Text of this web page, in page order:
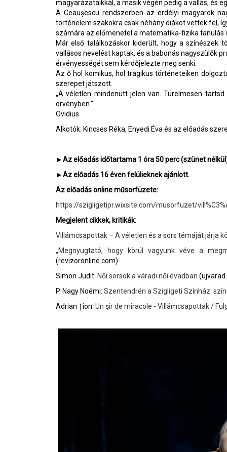
magyarázataikkal, a másik végén pedig a vallás, és
A Ceaușescu rendszerben az erdélyi magyarok
történelem szakokra csak néhány diákot vettek fel,
számára az előmenetel a matematika-fizika tanulás
Már első találkozáskor kiderült, hogy a színészek
vallásos nevelést kaptak, és a babonás nagyszülők
érvényességét sem kérdőjelezte meg senki.
Az ő hol komikus, hol tragikus történeteiken
szerepet játszott.
„A véletlen mindenütt jelen van. Türelmesen
örvényben.”
Ovidius
Alkotók: Kincses Réka, Enyedi Éva és az előadás
►Az előadás időtartama 1 óra 50 perc (szünet
►Az előadás 16 éven felülieknek ajánlott.
Az előadás online műsorfüzete:
https://szigligetipr.wixsite.com/musorfuzet/
Megjelent cikkek, kritikák:
Villámcsapottak – A véletlen és a sors témáját járja
„Megnyugtató, hogy körül vagyunk véve a
(revizoronline.com)
Simon Judit: Női sorsok a váradi női évadban
P. Nagy Noémi: Szentendrén a Szigligeti Színház:
Adrian Țion: Un șir de miracole - Villámcsapottak /